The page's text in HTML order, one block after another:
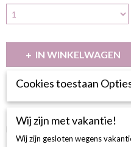
IN WINKELWAGEN
BESCHRIJVING
Halo Ring Rond 26-0.23 /1-0.18
Cookies toestaan
Wij zijn met vakantie!
Wij zijn gesloten wegens